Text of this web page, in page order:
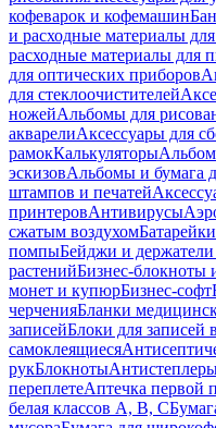
кофеварок и кофемашин
и расходные материалы
расходные материалы для
для оптических приборов
для стеклоочистителей
ножейАльбомы для
акварелиАксессуары для
рамокКалькуляторы
эскизовАльбомы и бумага
штампов и печатей
принтеровАнтивирусы
сжатым воздухомБатарейки
помпыБейджи и
растенийБизнес-блокноты
монет и купюрБизнес-софт
черченияБланки
записейБлоки для записей
самоклеящиеся
рукБлокноты
переплетеАптечка первой
белая классов А, В, С